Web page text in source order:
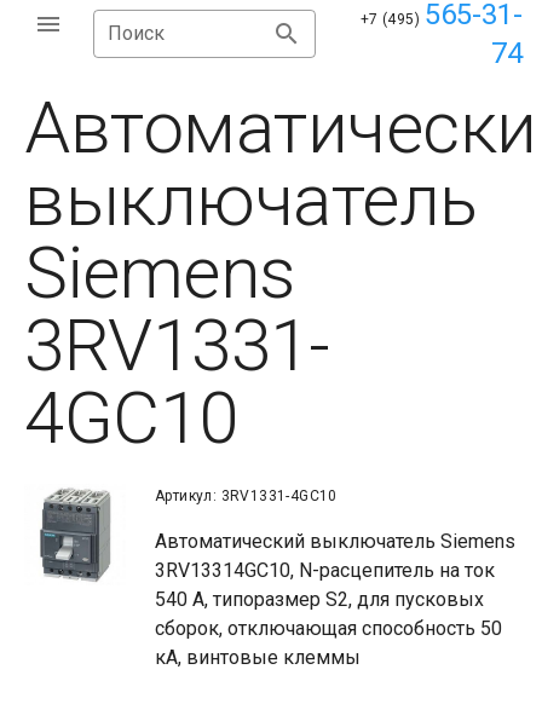
Поиск
+7 (495) 565-31-
74
выключатель
Siemens
3RV1331-
4GC10
Артикул: 3RV1331-4GC10
Автоматический выключатель Siemens
3RV13314GC10, N-расцепитель на ток
540 A, типоразмер S2, для пусковых
сборок, отключающая способность 50
кА, винтовые клеммы